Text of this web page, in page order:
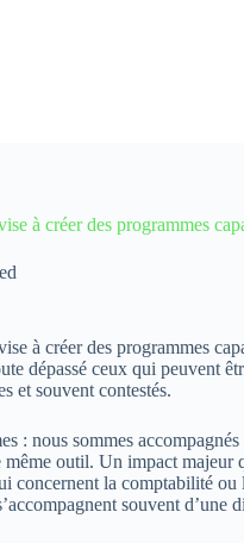
à créer des programmes
à créer des programmes
dépassé ceux qui peuvent
et souvent contestés.
: nous sommes
outil. Un impact
concernent la comptabilité
souvent